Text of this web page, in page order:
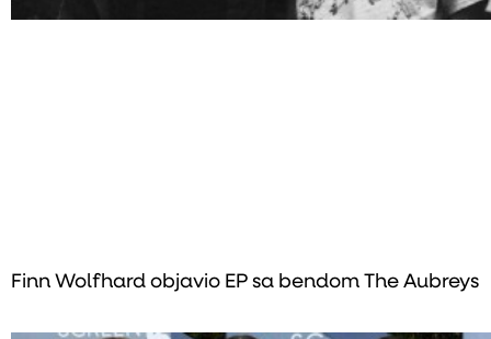
Finn Wolfhard objavio EP sa bendom The Aubreys